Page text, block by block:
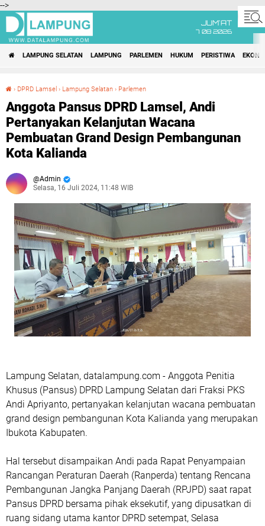
-->
JUM'AT
7 08 2026
LAMPUNG SELATAN LAMPUNG PARLEMEN HUKUM PERISTIWA
› DPRD Lamsel › Lampung Selatan › Parlemen
Anggota Pansus DPRD Lamsel, Andi
Pertanyakan Kelanjutan Wacana
Pembuatan Grand Design Pembangunan
Kota Kalianda
Admin
Selasa, 16 Juli 2024, 11:48 WIB
Lampung Selatan, datalampung.com - Anggota Penitia
Khusus (Pansus) DPRD Lampung Selatan dari Fraksi PKS
Andi Apriyanto, pertanyakan kelanjutan wacana pembuatan
grand design pembangunan Kota Kalianda yang merupakan
Ibukota Kabupaten.
Hal tersebut disampaikan Andi pada Rapat Penyampaian
Rancangan Peraturan Daerah (Ranperda) tentang Rencana
Pembangunan Jangka Panjang Daerah (RPJPD) saat rapat
Pansus DPRD bersama pihak eksekutif, yang dipusatkan di
ruang sidang utama kantor DPRD setempat, Selasa